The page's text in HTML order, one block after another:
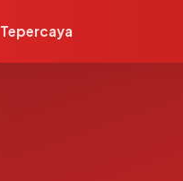
Tepercaya